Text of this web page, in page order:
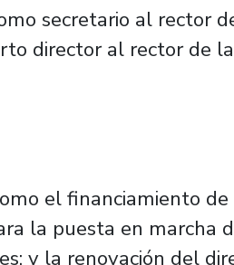
secretario al rector
director al rector de
el financiamiento de
la puesta en marcha
y la renovación del